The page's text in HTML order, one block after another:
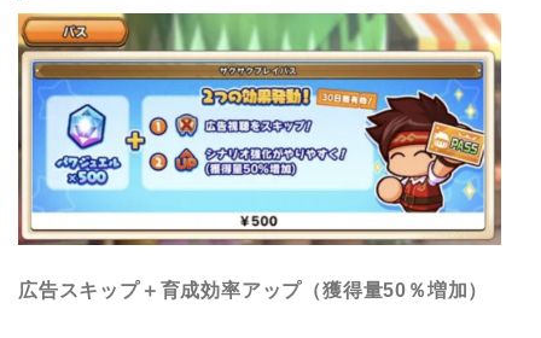
広告スキップ＋育成効率アップ（獲得量50％増加）